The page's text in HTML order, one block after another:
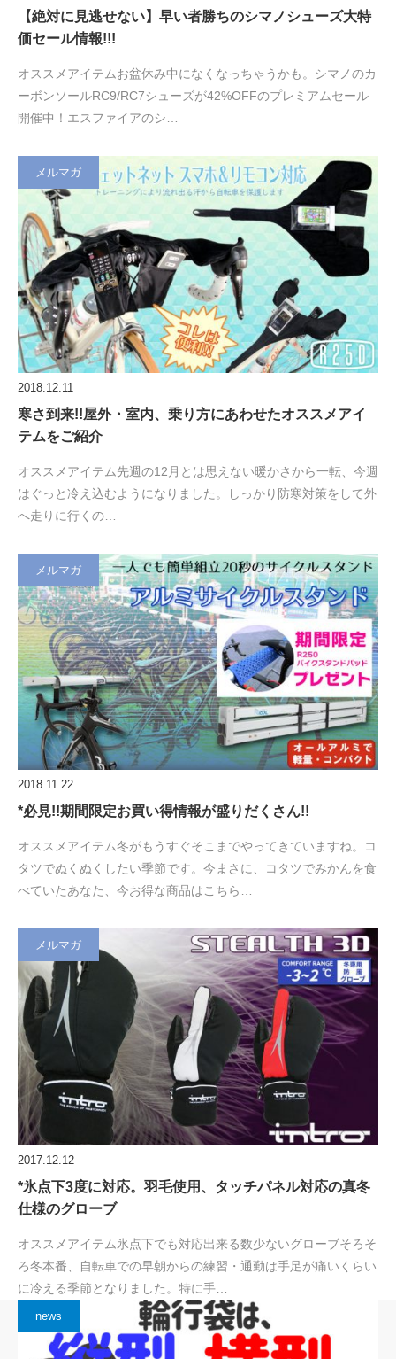
【絶対に見逃せない】早い者勝ちのシマノシューズ大特
価セール情報!!!
オススメアイテムお盆休み中になくなっちゃうかも。シマノのカ
ーボンソールRC9/RC7シューズが42%OFFのプレミアムセール
開催中！エスファイアのシ…
メルマガ
2018.12.11
寒さ到来!!屋外・室内、乗り方にあわせたオススメアイ
テムをご紹介
オススメアイテム先週の12月とは思えない暖かさから一転、今週
はぐっと冷え込むようになりました。しっかり防寒対策をして外
へ走りに行くの…
メルマガ
2018.11.22
*必見!!期間限定お買い得情報が盛りだくさん!!
オススメアイテム冬がもうすぐそこまでやってきていますね。コ
タツでぬくぬくしたい季節です。今まさに、コタツでみかんを食
べていたあなた、今お得な商品はこちら…
メルマガ
2017.12.12
*氷点下3度に対応。羽毛使用、タッチパネル対応の真冬
仕様のグローブ
オススメアイテム氷点下でも対応出来る数少ないグローブそろそ
ろ冬本番、自転車での早朝からの練習・通勤は手足が痛いくらい
に冷える季節となりました。特に手…
news